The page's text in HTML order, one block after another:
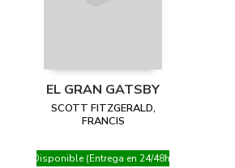
EL GRAN GATSBY
SCOTT FITZGERALD,
FRANCIS
Disponible (Entrega en 24/48h)